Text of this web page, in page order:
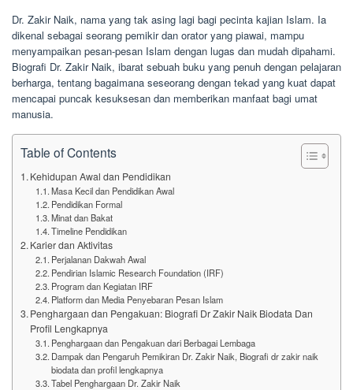
Dr. Zakir Naik, nama yang tak asing lagi bagi pecinta kajian Islam. Ia
dikenal sebagai seorang pemikir dan orator yang piawai, mampu
menyampaikan pesan-pesan Islam dengan lugas dan mudah dipahami.
Biografi Dr. Zakir Naik, ibarat sebuah buku yang penuh dengan pelajaran
berharga, tentang bagaimana seseorang dengan tekad yang kuat dapat
mencapai puncak kesuksesan dan memberikan manfaat bagi umat
manusia.
Table of Contents
Kehidupan Awal dan Pendidikan
Masa Kecil dan Pendidikan Awal
Pendidikan Formal
Minat dan Bakat
Timeline Pendidikan
Karier dan Aktivitas
Perjalanan Dakwah Awal
Pendirian Islamic Research Foundation (IRF)
Program dan Kegiatan IRF
Platform dan Media Penyebaran Pesan Islam
Penghargaan dan Pengakuan: Biografi Dr Zakir Naik Biodata Dan
Profil Lengkapnya
Penghargaan dan Pengakuan dari Berbagai Lembaga
Dampak dan Pengaruh Pemikiran Dr. Zakir Naik, Biografi dr zakir naik
biodata dan profil lengkapnya
Tabel Penghargaan Dr. Zakir Naik